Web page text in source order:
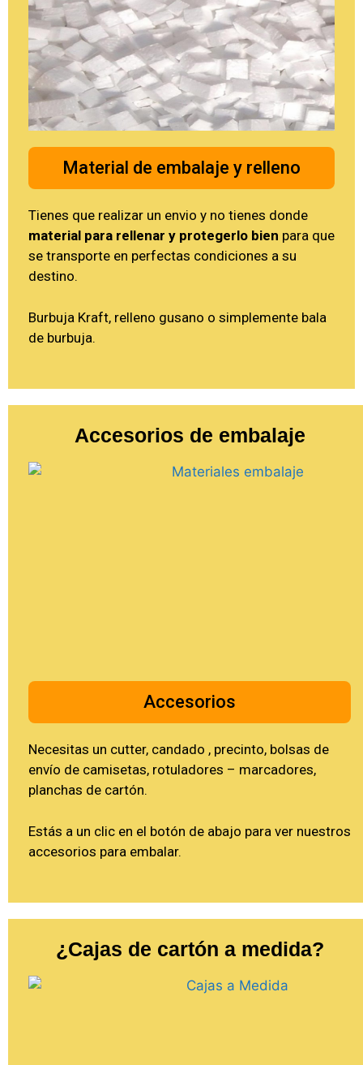
Material de embalaje y relleno
Tienes que realizar un envio y no tienes donde
material para rellenar y protegerlo bien para que
se transporte en perfectas condiciones a su
destino.
Burbuja Kraft, relleno gusano o simplemente bala
de burbuja.
Accesorios de embalaje
Accesorios
Necesitas un cutter, candado , precinto, bolsas de
envío de camisetas, rotuladores – marcadores,
planchas de cartón.
Estás a un clic en el botón de abajo para ver nuestros
accesorios para embalar.
¿Cajas de cartón a medida?